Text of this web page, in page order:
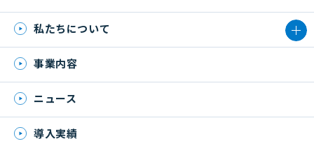
私たちについて
事業内容
ニュース
導入実績